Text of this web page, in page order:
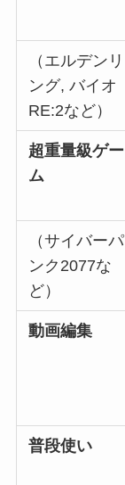
（エルデンリ
ング, バイオ
RE:2など）
超重量級ゲー
ム
（サイバーパ
ンク2077な
ど）
動画編集
普段使い